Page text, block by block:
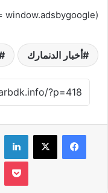
(adsbygoogle = window.adsbygoogle || []).push({});
أخبار الدنمارك
فيسبوك